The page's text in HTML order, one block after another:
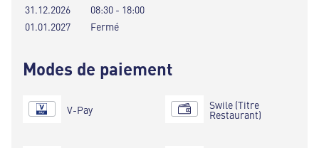
31.12.2026
08:30 - 18:00
01.01.2027
Fermé
Modes de paiement
V-Pay Swile (Titre
Restaurant)